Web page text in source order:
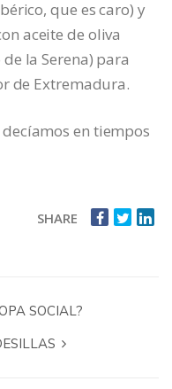
que es caro) y
aceite de oliva
la Serena) para
de Extremadura.
en tiempos
SHARE
SOCIAL?